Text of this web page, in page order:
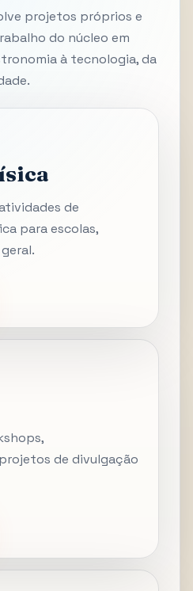
projetos próprios e
do núcleo em
à tecnologia, da
de
para escolas,
de divulgação